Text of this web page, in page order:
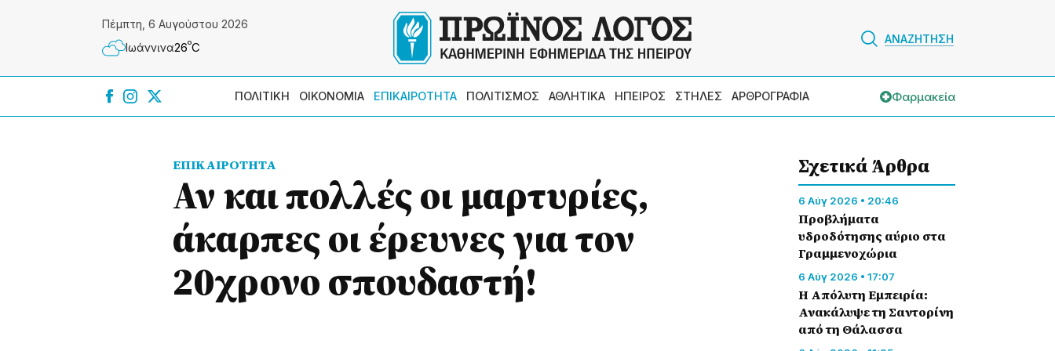
Πέμπτη, 6 Αυγούστου 2026
Ιωάννɩνα26ºC
ΑΝΑΖΗΤΗΣΗ
ΠΟΛΙΤΙΚΗ ΟΙΚΟΝΟΜΙΑ ΕΠΙΚΑΙΡΟΤΗΤΑ ΠΟΛΙΤΙΣΜΟΣ ΑΘΛΗΤΙΚΑ ΗΠΕΙΡΟΣ ΣΤΗΛΕΣ ΑΡΘΡΟΓΡΑΦΙΑ Φαρμακεία
ΕΠΙΚΑΙΡΟΤΗΤΑ
Αν και πολλές οι μαρτυρίες,
άκαρπες οι έρευνες για τον
20χρονο σπουδαστή!
Σχετικά Άρθρα
6 Αύγ 2026 • 20:46
Προβλήματα
υδροδότησης αύριο στα
Γραμμενοχώρια
6 Αύγ 2026 • 17:07
Η Απόλυτη Εμπειρία:
Ανακάλυψε τη Σαντορίνη
από τη Θάλασσα